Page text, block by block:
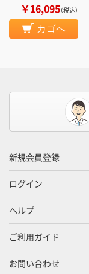
￥16,095（税込）
カゴへ
新規会員登録
ログイン
ヘルプ
ご利用ガイド
お問い合わせ